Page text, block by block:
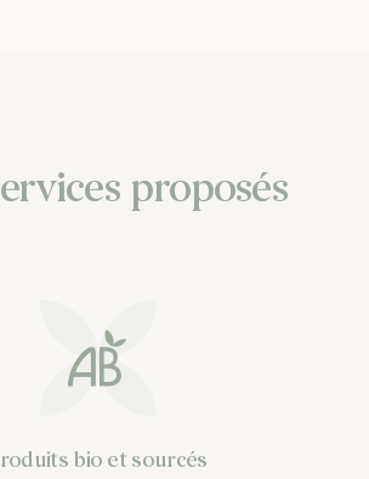
proposés
bio et sourcés